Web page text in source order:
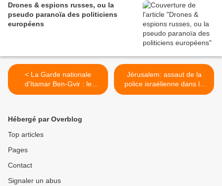
Drones & espions russes, ou la
pseudo paranoïa des politiciens
européens
< La Garde nationale
d’Itamar Ben-Gvir : le
recours aux milices.
Israéliens récalcitrants
Jérusalem: assaut de la
police israélienne dans la
mosquée Al-Aqsa >
Hébergé par Overblog
Top articles
Pages
Contact
Signaler un abus